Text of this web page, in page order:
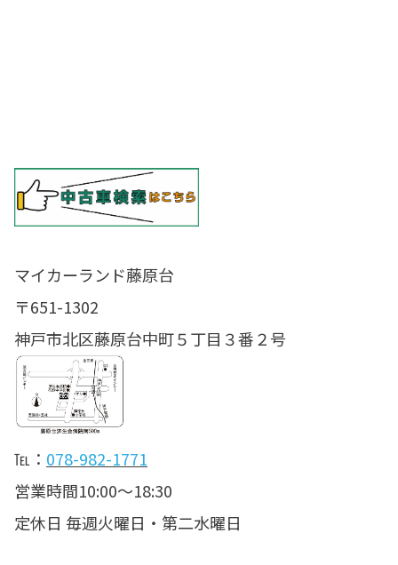
マイカーランド藤原台
〒651-1302
神戸市北区藤原台中町５丁目３番２号
℡： 078-982-1771
営業時間10:00〜18:30
定休日 毎週火曜日・第二水曜日